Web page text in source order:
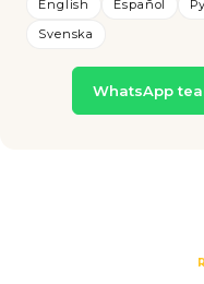
English Español
Svenska
WhatsApp